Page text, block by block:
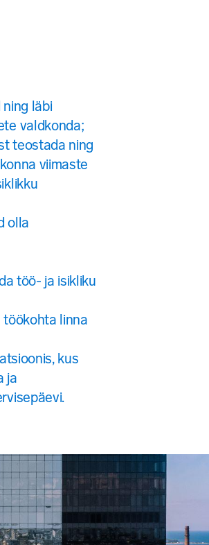
läbi
valdkonda;
teostada ning
viimaste
olla
töö- ja isikliku
linna
kus
ja